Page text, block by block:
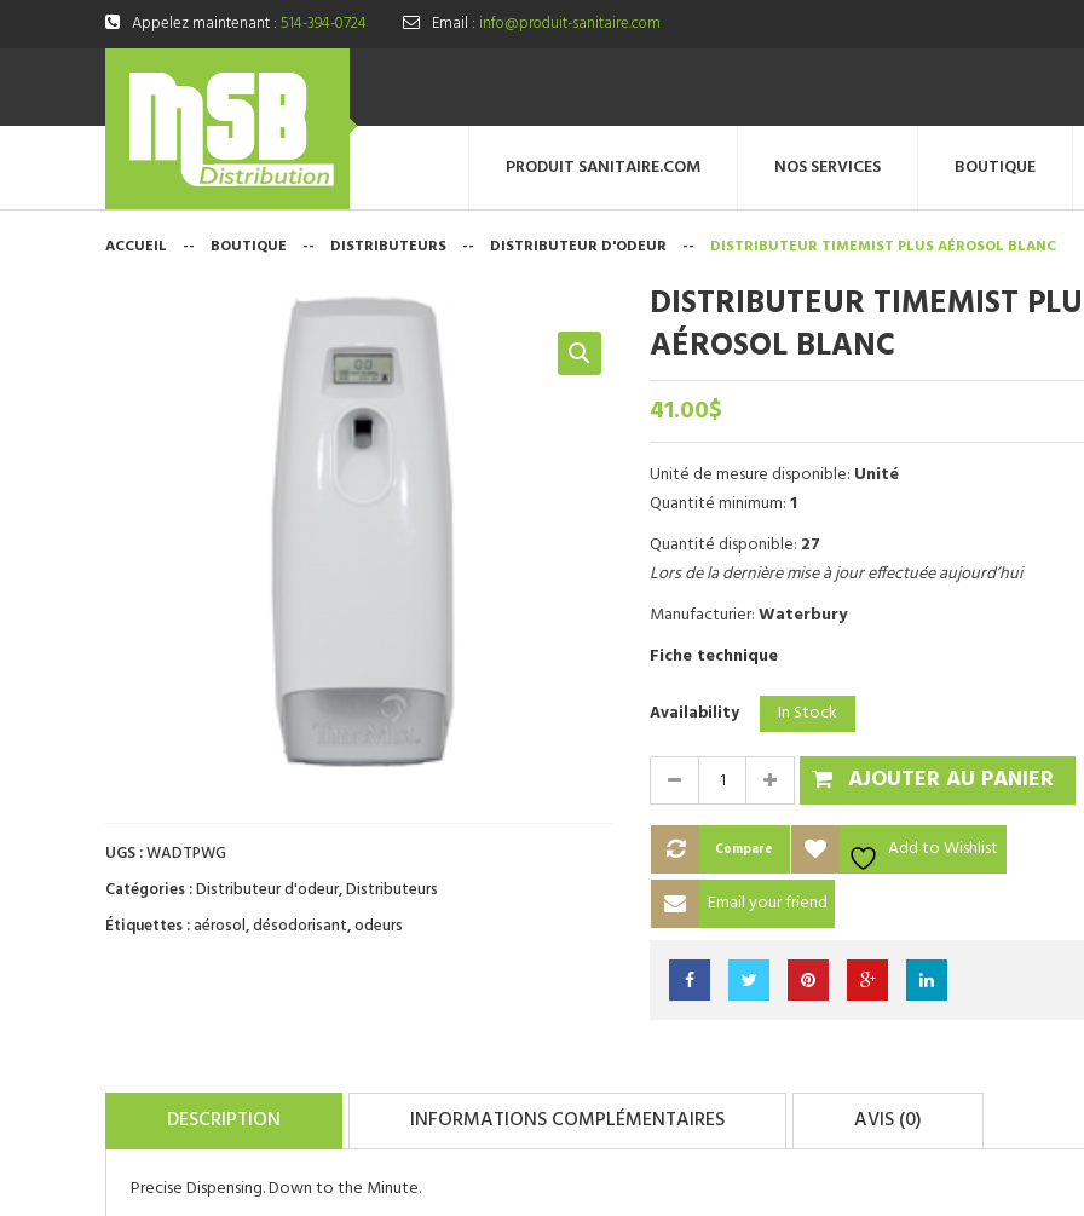
Appelez maintenant :514-394-0724 Email : info@produit-sanitaire.com
PRODUIT SANITAIRE.COM NOS SERVICES BOUTIQUE
ACCUEIL -- BOUTIQUE -- DISTRIBUTEURS -- DISTRIBUTEUR D'ODEUR -- DISTRIBUTEUR TIMEMIST PLUS AÉROSOL BLANC
UGS :WADTPWG
Catégories :Distributeur d'odeur,Distributeurs
Étiquettes :aérosol,désodorisant,odeurs
DISTRIBUTEUR TIMEMIST
AÉROSOL BLANC
41.00$
Unité de mesure disponible: Unité
Quantité minimum:1
Quantité disponible: 27
Lors de la dernière mise à jour effectuée aujourd’hui
Manufacturier:Waterbury
Fiche technique
Availability In Stock
AJOUTER AU PANIER
Compare
Add to Wishlist
Email your friend
DESCRIPTION INFORMATIONS COMPLÉMENTAIRES AVIS (0)
Precise Dispensing. Down to the Minute.